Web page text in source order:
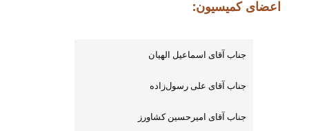
اعضای کمیسیون:
جناب آقای اسماعیل الهیان
جناب آقای علی رسول‌زاده
جناب آقای امیرحسین کشاورز